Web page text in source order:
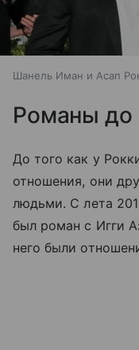
Шанель Иман и Асап
Романы до
До того как у
отношения, они
людьми. С лета
был роман с Игги
него были